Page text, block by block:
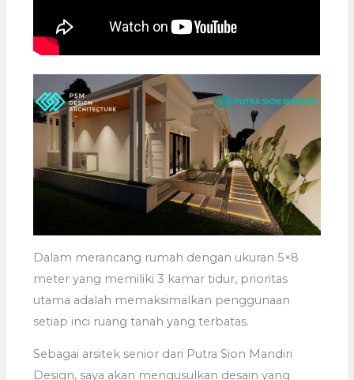
Dalam merancang rumah dengan ukuran 5×8
meter yang memiliki 3 kamar tidur, prioritas
utama adalah memaksimalkan penggunaan
setiap inci ruang tanah yang terbatas.
Sebagai arsitek senior dari Putra Sion Mandiri
Design, saya akan mengusulkan desain yang